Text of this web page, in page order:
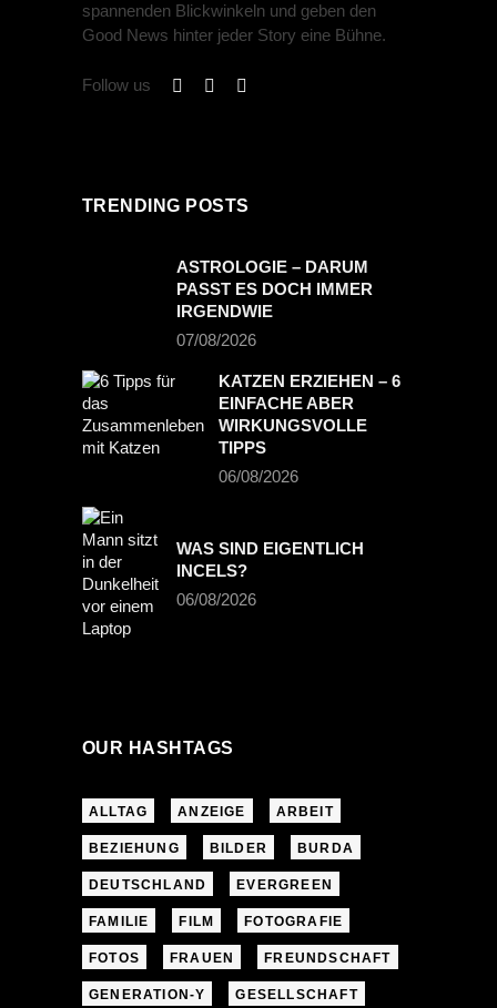
spannenden Blickwinkeln und geben den
Good News hinter jeder Story eine Bühne.
Follow us
TRENDING POSTS
ASTROLOGIE – DARUM
PASST ES DOCH IMMER
IRGENDWIE
07/08/2026
KATZEN ERZIEHEN – 6
EINFACHE ABER
WIRKUNGSVOLLE
TIPPS
06/08/2026
WAS SIND EIGENTLICH
INCELS?
06/08/2026
OUR HASHTAGS
ALLTAG ANZEIGE ARBEIT
BEZIEHUNG BILDER BURDA
DEUTSCHLAND EVERGREEN
FAMILIE FILM FOTOGRAFIE
FOTOS FRAUEN FREUNDSCHAFT
GENERATION-Y GESELLSCHAFT